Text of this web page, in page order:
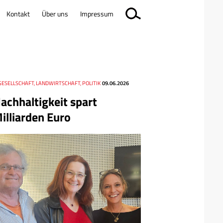
spart
Euro
LANDWIRTSCHAFT, POLITIK 09.06.2026
Kontakt Über uns Impressum